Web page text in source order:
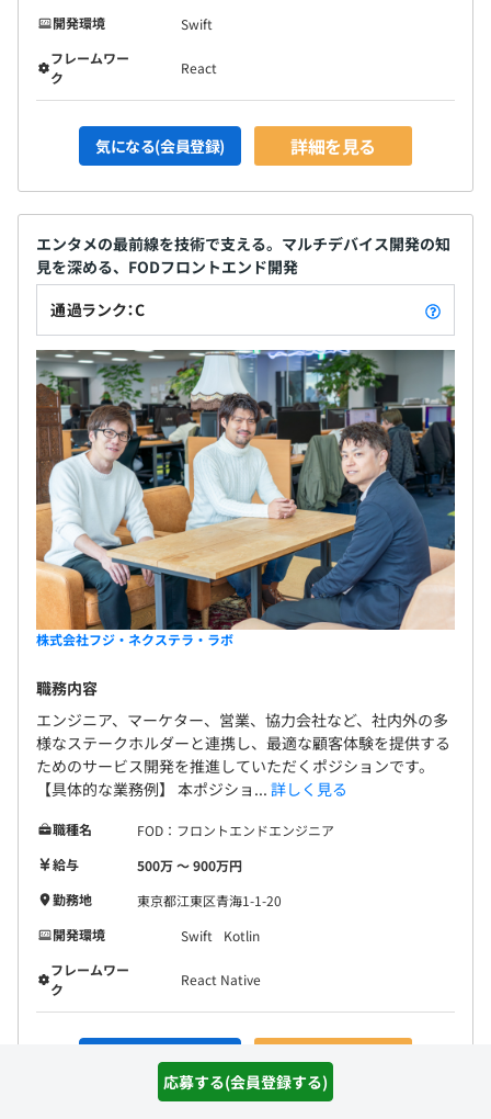
応募する(会員登録する)
開発環境
Swift
フレームワー
ク
React
気になる(会員登録) 詳細を見る
エンタメの最前線を技術で支える。マルチデバイス開発の知
見を深める、FODフロントエンド開発
通過ランク：C
株式会社フジ・ネクステラ・ラボ
職務内容
エンジニア、マーケター、営業、協力会社など、社内外の多
様なステークホルダーと連携し、最適な顧客体験を提供する
ためのサービス開発を推進していただくポジションです。
【具体的な業務例】 本ポジショ... 詳しく見る
職種名
FOD：フロントエンドエンジニア
給与
500万 〜 900万円
勤務地
東京都江東区青海1-1-20
開発環境
Swift
Kotlin
フレームワー
ク
React Native
気になる(会員登録) 詳細を見る